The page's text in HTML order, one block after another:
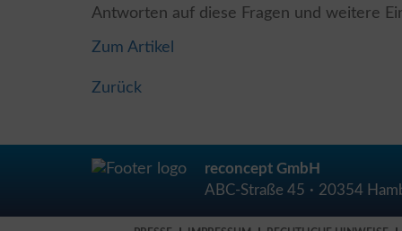
Antworten auf diese Fragen und weitere
Zum Artikel
Zurück
reconcept GmbH
ABC-Straße 45
20354